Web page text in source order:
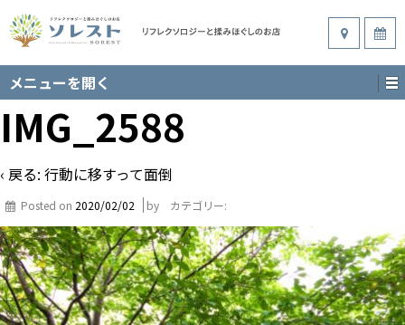
メニューを開く
IMG_2588
‹ 戻る: 行動に移すって面倒
Posted on 2020/02/02 by カテゴリー: